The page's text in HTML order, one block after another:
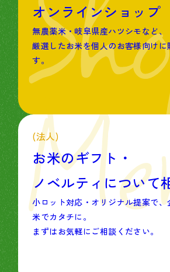
オンラインショップ
無農薬米・岐阜県産ハツシモなど、
厳選したお米を個人のお客様向けに
す。
(法人)
お米のギフト・
ノベルティについて
小ロット対応・オリジナル提案で、
米でカタチに。
まずはお気軽にご相談ください。